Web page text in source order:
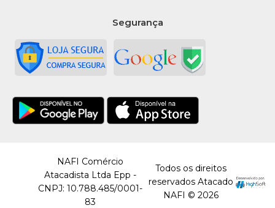
Segurança
NAFI Comércio
Atacadista Ltda Epp -
CNPJ: 10.788.485/0001-
83
Todos os direitos
reservados Atacado
NAFI © 2026